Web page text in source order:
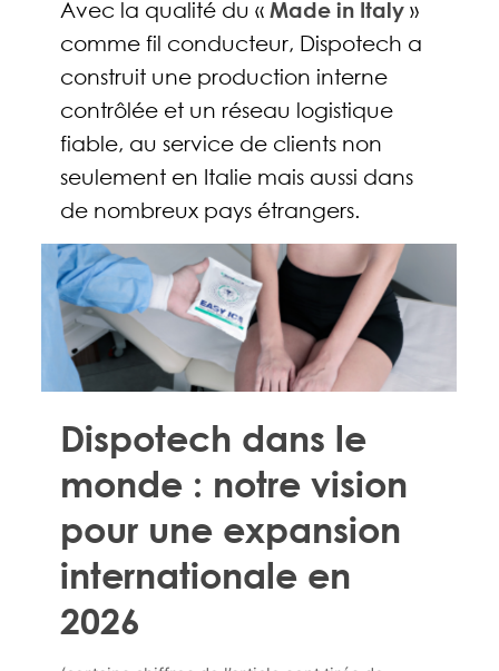
Avec la qualité du «Made in Italy »
comme fil conducteur, Dispotech a
construit une production interne
contrôlée et un réseau logistique
fiable, au service de clients non
seulement en Italie mais aussi dans
de nombreux pays étrangers.
Dispotech dans le
monde : notre vision
pour une expansion
internationale en
2026